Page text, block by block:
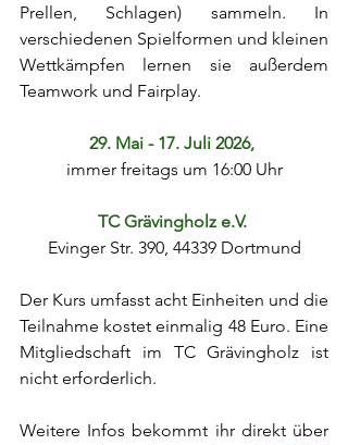
Prellen, Schlagen) sammeln. In
verschiedenen Spielformen und kleinen
Wettkämpfen lernen sie außerdem
Teamwork und Fairplay.
29. Mai - 17. Juli 2026,
immer freitags um 16:00 Uhr
TC Grävingholz e.V.
Evinger Str. 390, 44339 Dortmund
Der Kurs umfasst acht Einheiten und die
Teilnahme kostet einmalig 48 Euro. Eine
Mitgliedschaft im TC Grävingholz ist
nicht erforderlich.
Weitere Infos bekommt ihr direkt über